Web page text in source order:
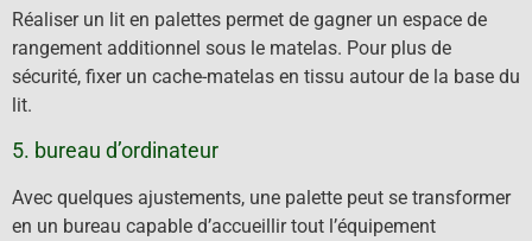
Réaliser un lit en palettes permet de gagner un espace de
rangement additionnel sous le matelas. Pour plus de
sécurité, fixer un cache-matelas en tissu autour de la base du
lit.
5. bureau d’ordinateur
Avec quelques ajustements, une palette peut se transformer
en un bureau capable d’accueillir tout l’équipement